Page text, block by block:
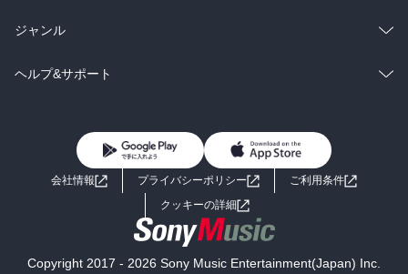
BL・TL
雑誌・グラビア
BL・TL
ラノベ
雑誌・グラビア
総合
ラノベ
ジャンル
コミック
ライトノベル 男子向けラノベ
小説
海外小説
ヘルプ&サポート
よくあるご質問 お問い合わせ
会社情報 プライバシーポリシー
ご利用条件
クッキーの詳細
Copyright 2017 - 2026 Sony Music Entertainment(Japan) Inc.